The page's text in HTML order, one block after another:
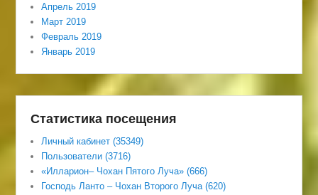
Апрель 2019
Март 2019
Февраль 2019
Январь 2019
Статистика посещения
Личный кабинет (35349)
Пользователи (3716)
«Илларион– Чохан Пятого Луча» (666)
Господь Ланто – Чохан Второго Луча (620)